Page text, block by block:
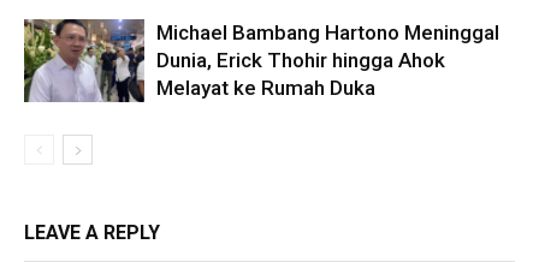
Michael Bambang Hartono Meninggal
Dunia, Erick Thohir hingga Ahok
Melayat ke Rumah Duka
LEAVE A REPLY